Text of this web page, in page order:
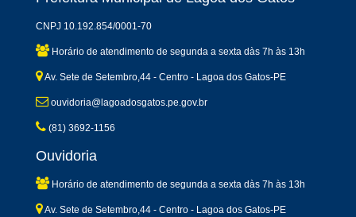
CNPJ 10.192.854/0001-70
Horário de atendimento de segunda a sexta dàs 7h às 13h
Av. Sete de Setembro,44 - Centro - Lagoa dos Gatos-PE
ouvidoria@lagoadosgatos.pe.gov.br
(81) 3692-1156
Ouvidoria
Horário de atendimento de segunda a sexta dàs 7h às 13h
Av. Sete de Setembro,44 - Centro - Lagoa dos Gatos-PE